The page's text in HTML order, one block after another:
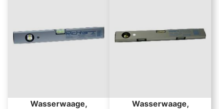
Wasserwaage,
Wasserwaage,